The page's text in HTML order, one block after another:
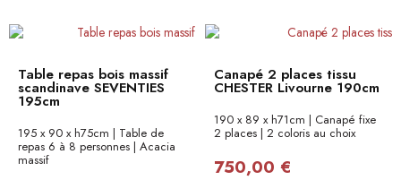
Table repas bois massif
scandinave SEVENTIES
195cm
195 x 90 x h75cm | Table de
repas 6 à 8 personnes | Acacia
massif
Canapé 2 places tissu
CHESTER Livourne 190cm
190 x 89 x h71cm | Canapé fixe
2 places | 2 coloris au choix
750,00 €